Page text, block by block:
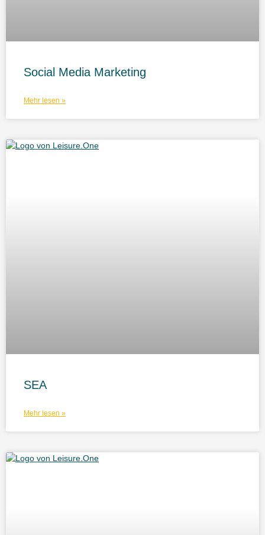
Social Media Marketing
Mehr lesen »
SEA
Mehr lesen »